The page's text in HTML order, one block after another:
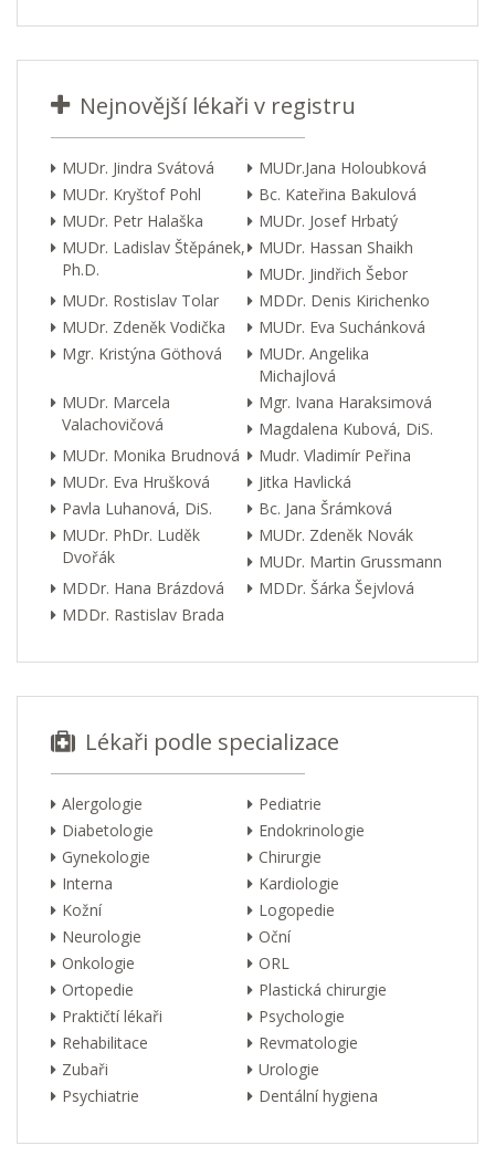
Nejnovější lékaři v registru
MUDr. Jindra Svátová
MUDr.Jana Holoubková
MUDr. Kryštof Pohl
Bc. Kateřina Bakulová
MUDr. Petr Halaška
MUDr. Josef Hrbatý
MUDr. Ladislav Štěpánek,
Ph.D.
MUDr. Hassan Shaikh
MUDr. Jindřich Šebor
MUDr. Rostislav Tolar
MDDr. Denis Kirichenko
MUDr. Zdeněk Vodička
MUDr. Eva Suchánková
Mgr. Kristýna Göthová
MUDr. Angelika
Michajlová
MUDr. Marcela
Valachovičová
Mgr. Ivana Haraksimová
Magdalena Kubová, DiS.
MUDr. Monika Brudnová
Mudr. Vladimír Peřina
MUDr. Eva Hrušková
Jitka Havlická
Pavla Luhanová, DiS.
Bc. Jana Šrámková
MUDr. PhDr. Luděk
Dvořák
MUDr. Zdeněk Novák
MUDr. Martin Grussmann
MDDr. Hana Brázdová
MDDr. Šárka Šejvlová
MDDr. Rastislav Brada
Lékaři podle specializace
Alergologie
Pediatrie
Diabetologie
Endokrinologie
Gynekologie
Chirurgie
Interna
Kardiologie
Kožní
Logopedie
Neurologie
Oční
Onkologie
ORL
Ortopedie
Plastická chirurgie
Praktičtí lékaři
Psychologie
Rehabilitace
Revmatologie
Zubaři
Urologie
Psychiatrie
Dentální hygiena